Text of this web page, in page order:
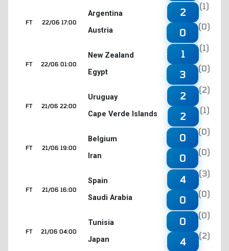
22/06 17:00
FT
Argentina
Austria
2
(1)
0
(0)
22/06 01:00
FT
New Zealand
Egypt
1
(1)
3
(0)
21/06 22:00
FT
Uruguay
Cape Verde Islands
2
(2)
2
(1)
21/06 19:00
FT
Belgium
Iran
0
(0)
0
(0)
21/06 16:00
FT
Spain
Saudi Arabia
4
(3)
0
(0)
21/06 04:00
FT
Tunisia
Japan
0
(0)
4
(2)